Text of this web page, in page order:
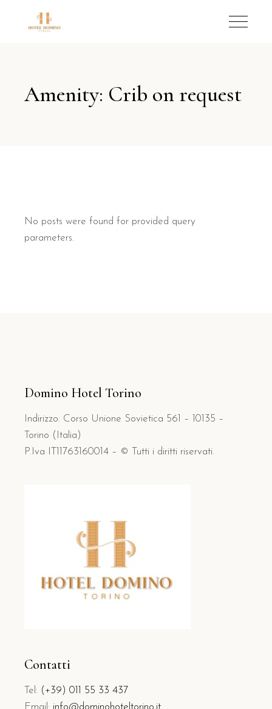
Amenity: Crib on request
No posts were found for provided query
parameters.
Domino Hotel Torino
Indirizzo: Corso Unione Sovietica 561 – 10135 –
Torino (Italia)
P.Iva IT11763160014 – © Tutti i diritti riservati.
Contatti
Tel: (+39) 011 55 33 437
Email: info@dominohoteltorino.it